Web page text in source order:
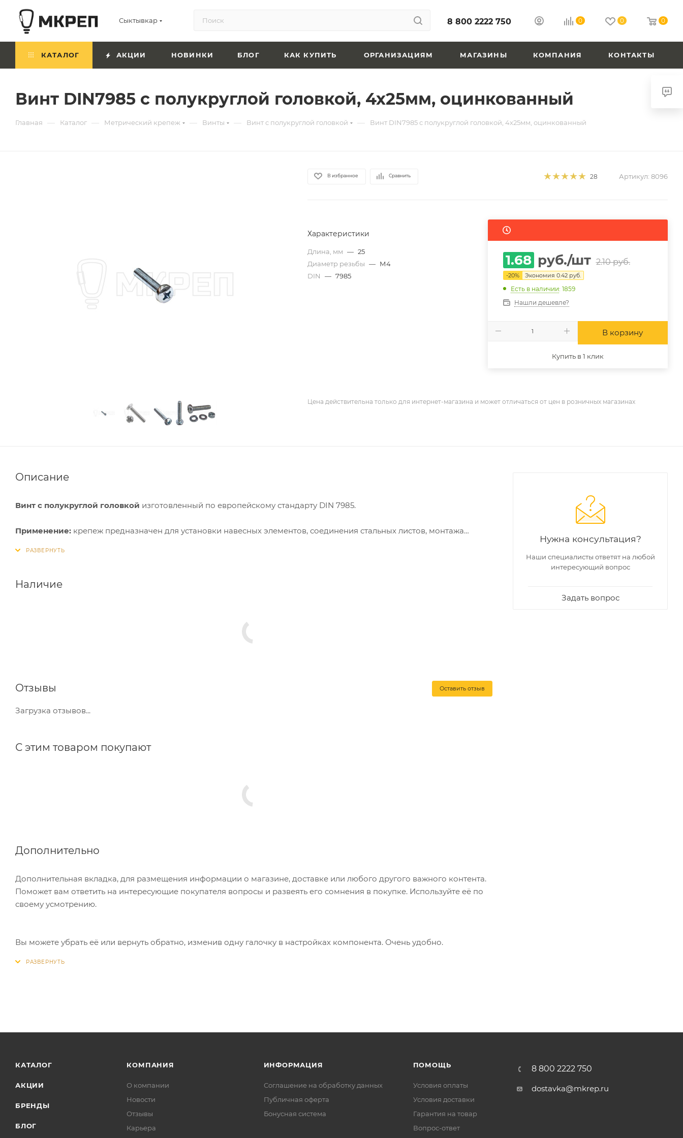
Сыктывкар 8 800 2222 750 0 0 0
КАТАЛОГ АКЦИИ НОВИНКИ БЛОГ КАК КУПИТЬ ОРГАНИЗАЦИЯМ МАГАЗИНЫ КОМПАНИЯ КОНТАКТЫ
Винт DIN7985 с полукруглой головкой, 4х25мм, оцинкованный
Главная — Каталог — Метрический крепеж — Винты — Винт с полукруглой головкой — Винт DIN7985 с полукруглой головкой, 4х25мм, оцинкованный
В избранное Сравнить 28 Артикул: 8096
Характеристики
Длина, мм — 25
Диаметр резьбы — М4
DIN
— 7985
1.68 руб./шт 2.10руб.
-20% Экономия 0.42руб.
Есть в наличии: 1859
Нашли дешевле?
В корзину
Купить в 1 клик
Цена действительна только для интернет-магазина и может отличаться от цен в розничных магазинах
Описание
Винт с полукруглой головкой изготовленный по европейскому стандарту DIN 7985.
Применение: крепеж предназначен для установки навесных элементов, соединения стальных листов, монтажа
диаметром и глубиной.
Наличие
Отзывы Оставить отзыв
Загрузка отзывов...
С этим товаром покупают
Дополнительно
Дополнительная вкладка, для размещения информации о магазине, доставке или любого другого важного контента.
Поможет вам ответить на интересующие покупателя вопросы и развеять его сомнения в покупке. Используйте её по
своему усмотрению.
Вы можете убрать её или вернуть обратно, изменив одну галочку в настройках компонента. Очень удобно.
Нужна консультация?
Наши специалисты ответят на любой
интересующий вопрос
Задать вопрос
КАТАЛОГ
АКЦИИ
БРЕНДЫ
БЛОГ
КОМПАНИЯ
О компании
Новости
Отзывы
Карьера
ИНФОРМАЦИЯ
Соглашение на обработку данных
Публичная оферта
Бонусная система
ПОМОЩЬ
Условия оплаты
Условия доставки
Гарантия на товар
Вопрос-ответ
8 800 2222 750
dostavka@mkrep.ru